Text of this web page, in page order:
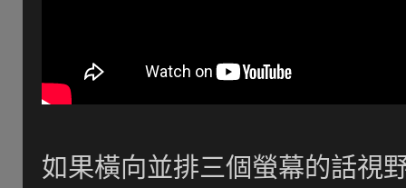
如果橫向並排三個螢幕的話視